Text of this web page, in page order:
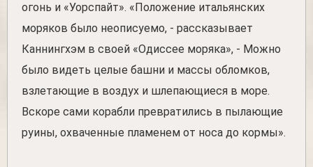
огонь и «Уорспайт». «Положение итальянских
моряков было неописуемо, - рассказывает
Каннингхэм в своей «Одиссее моряка», - Можно
было видеть целые башни и массы обломков,
взлетающие в воздух и шлепающиеся в море.
Вскоре сами корабли превратились в пылающие
руины, охваченные пламенем от носа до кормы».